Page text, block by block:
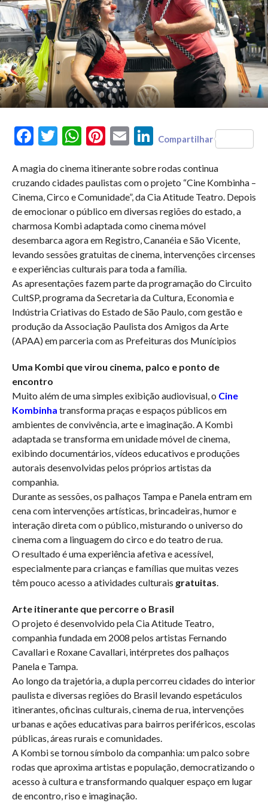
FacebookTwitterWhatsAppPinterest
Email LinkedIn
Compartilhar
A magia do cinema itinerante sobre rodas continua
cruzando cidades paulistas com o projeto “Cine Kombinha –
Cinema, Circo e Comunidade”, da Cia Atitude Teatro. Depois
de emocionar o público em diversas regiões do estado, a
charmosa Kombi adaptada como cinema móvel
desembarca agora em Registro, Cananéia e São Vicente,
levando sessões gratuitas de cinema, intervenções circenses
e experiências culturais para toda a família.
As apresentações fazem parte da programação do Circuito
CultSP, programa da Secretaria da Cultura, Economia e
Indústria Criativas do Estado de São Paulo, com gestão e
produção da Associação Paulista dos Amigos da Arte
(APAA) em parceria com as Prefeituras dos Munícipios
Uma Kombi que virou cinema, palco e ponto de
encontro
Muito além de uma simples exibição audiovisual, o Cine
Kombinha transforma praças e espaços públicos em
ambientes de convivência, arte e imaginação. A Kombi
adaptada se transforma em unidade móvel de cinema,
exibindo documentários, vídeos educativos e produções
autorais desenvolvidas pelos próprios artistas da
companhia.
Durante as sessões, os palhaços Tampa e Panela entram em
cena com intervenções artísticas, brincadeiras, humor e
interação direta com o público, misturando o universo do
cinema com a linguagem do circo e do teatro de rua.
O resultado é uma experiência afetiva e acessível,
especialmente para crianças e famílias que muitas vezes
têm pouco acesso a atividades culturais gratuitas
Arte itinerante que percorre o Brasil
O projeto é desenvolvido pela Cia Atitude Teatro,
companhia fundada em 2008 pelos artistas Fernando
Cavallari e Roxane Cavallari, intérpretes dos palhaços
Panela e Tampa.
Ao longo da trajetória, a dupla percorreu cidades do interior
paulista e diversas regiões do Brasil levando espetáculos
itinerantes, oficinas culturais, cinema de rua, intervenções
urbanas e ações educativas para bairros periféricos, escolas
públicas, áreas rurais e comunidades.
A Kombi se tornou símbolo da companhia: um palco sobre
rodas que aproxima artistas e população, democratizando o
acesso à cultura e transformando qualquer espaço em lugar
de encontro, riso e imaginação.